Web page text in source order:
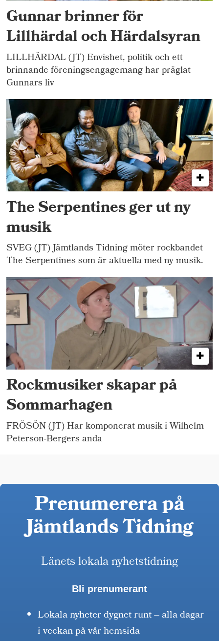
Gunnar brinner för
Lillhärdal och Härdalsyran
LILLHÄRDAL (JT) Envishet, politik och ett
brinnande föreningsengagemang har präglat
Gunnars liv
The Serpentines ger ut ny
musik
SVEG (JT) Jämtlands Tidning möter rockbandet
The Serpentines som är aktuella med ny musik.
Rockmusiker skapar på
Sommarhagen
FRÖSÖN (JT) Har komponerat musik i Wilhelm
Peterson-Bergers anda
Prenumerera på
Jämtlands Tidning
Länets lokala nyhetstidning
Bli prenumerant
Lokala nyheter dygnet runt – alla dagar
i veckan på vår hemsida